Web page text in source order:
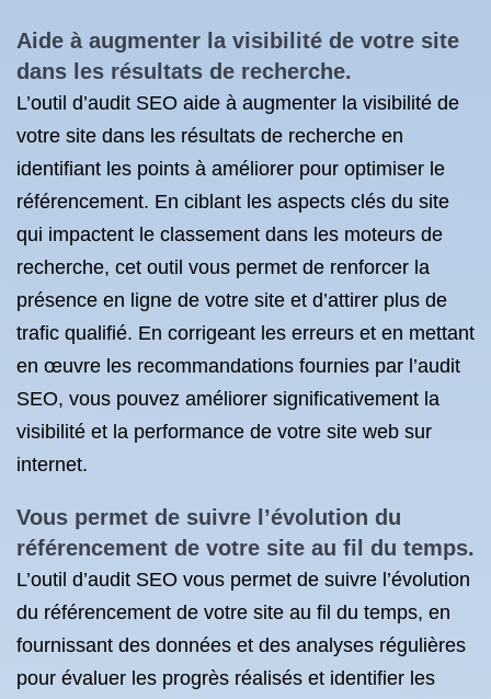
Aide à augmenter la visibilité de votre site
dans les résultats de recherche.
L’outil d’audit SEO aide à augmenter la visibilité de
votre site dans les résultats de recherche en
identifiant les points à améliorer pour optimiser le
référencement. En ciblant les aspects clés du site
qui impactent le classement dans les moteurs de
recherche, cet outil vous permet de renforcer la
présence en ligne de votre site et d’attirer plus de
trafic qualifié. En corrigeant les erreurs et en mettant
en œuvre les recommandations fournies par l’audit
SEO, vous pouvez améliorer significativement la
visibilité et la performance de votre site web sur
internet.
Vous permet de suivre l’évolution du
référencement de votre site au fil du temps.
L’outil d’audit SEO vous permet de suivre l’évolution
du référencement de votre site au fil du temps, en
fournissant des données et des analyses régulières
pour évaluer les progrès réalisés et identifier les